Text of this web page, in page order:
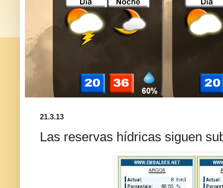
21.3.13
Las reservas hídricas siguen